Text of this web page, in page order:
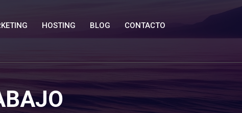
HOSTING BLOG CONTACTO